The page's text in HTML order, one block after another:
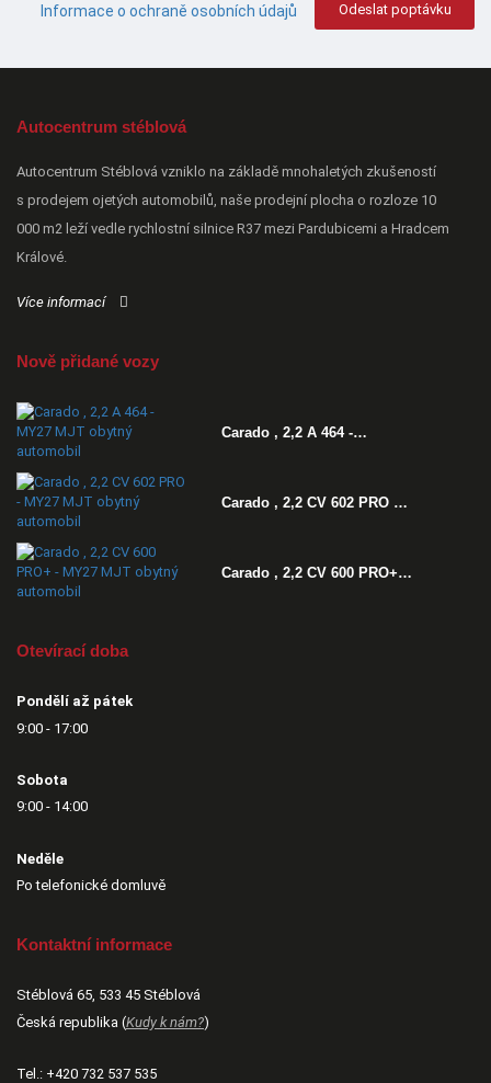
Informace o ochraně osobních údajů Odeslat poptávku
Autocentrum stéblová
Autocentrum Stéblová vzniklo na základě mnohaletých zkušeností
s prodejem ojetých automobilů, naše prodejní plocha o rozloze 10
000 m2 leží vedle rychlostní silnice R37 mezi Pardubicemi a Hradcem
Králové.
Více informací
Nově přidané vozy
Carado , 2,2 A 464 -…
Carado , 2,2 CV 602 PRO …
Carado , 2,2 CV 600 PRO+…
Otevírací doba
Pondělí až pátek
9:00 - 17:00
Sobota
9:00 - 14:00
Neděle
Po telefonické domluvě
Kontaktní informace
Stéblová 65, 533 45 Stéblová
Česká republika (Kudy k nám?)
Tel.: +420 732 537 535